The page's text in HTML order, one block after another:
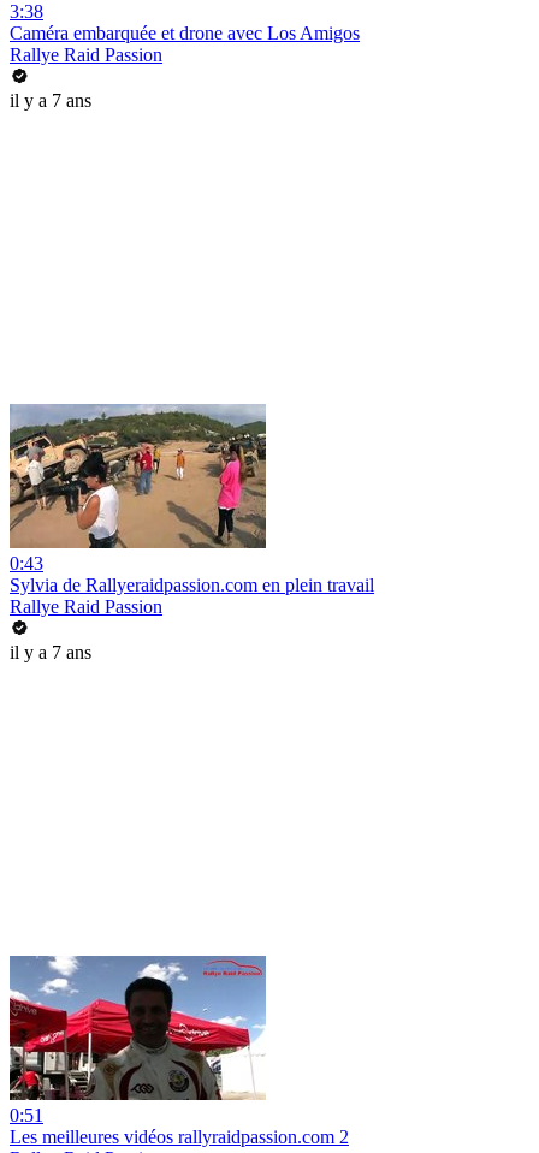
3:38
Caméra embarquée et drone avec Los Amigos
Rallye Raid Passion
il y a 7 ans
0:43
Sylvia de Rallyeraidpassion.com en plein travail
Rallye Raid Passion
il y a 7 ans
0:51
Les meilleures vidéos rallyraidpassion.com 2